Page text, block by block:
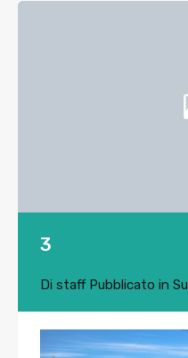
3
Di staffPubblicato in Su